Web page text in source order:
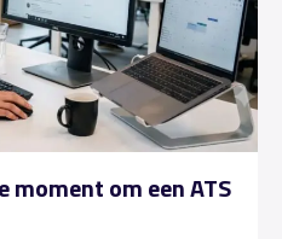
om een ATS